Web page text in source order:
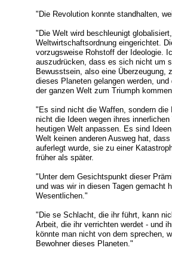
"Die Revolution konnte standhalten,
"Die Welt wird beschleunigt
Weltwirtschaftsordnung eingerichtet.
vorzugsweise Rohstoff der Ideologie.
auszudrücken, dass es sich nicht um
Bewusstsein, also eine Überzeugung,
dieses Planeten gelangen werden,
der ganzen Welt zum Triumph kommen.
"Es sind nicht die Waffen, sondern
nicht die Ideen wegen ihres
heutigen Welt anpassen. Es sind
Welt keinen anderen Ausweg hat,
auferlegt wurde, sie zu einer
früher als später.
"Unter dem Gesichtspunkt dieser
und was wir in diesen Tagen gemacht
Wesentlichen."
"Die se Schlacht, die ihr führt, kann
Arbeit, die ihr verrichten werdet - und
könnte man nicht von dem sprechen,
Bewohner dieses Planeten."